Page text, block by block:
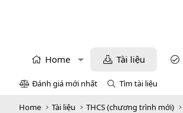
Home Tài liệu
Đánh giá mới nhất Tìm tài liệu
Home Tài liệu THCS (chương trình mới)